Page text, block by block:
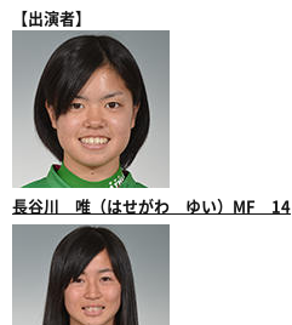
【出演者】
長谷川 唯（はせがわ ゆい）MF 14